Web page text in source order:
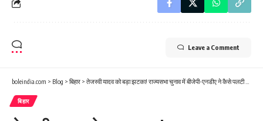
Leave a Comment
boleindia.com > Blog > बिहार > तेजस्वी यादव को बड़ा झटका! राज्यसभा चुनाव में बीजेपी-एनडीए ने कैसे पलटी मार दी?
बिहार